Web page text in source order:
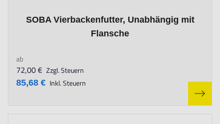
SOBA Vierbackenfutter, Unabhängig mit
Flansche
The price depends on the options chosen on the product page
ab
85,68 € Inkl. Steuern
72,00 € Zzgl. Steuern